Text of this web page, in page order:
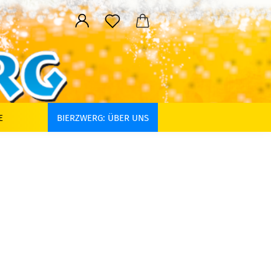
BIERZWERG: ÜBER UNS